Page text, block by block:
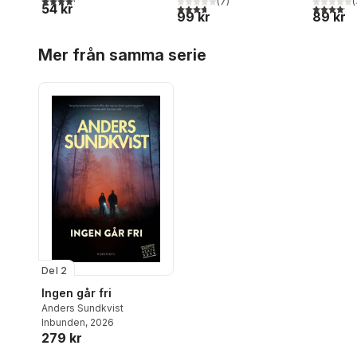
54 kr
3,7utav 5 stjärnor. Totalt antal röster:
99 kr
4,1utav 5
89 kr
Mer från samma serie
Del 2
Ingen går fri
Anders Sundkvist
Inbunden, 2026
279 kr